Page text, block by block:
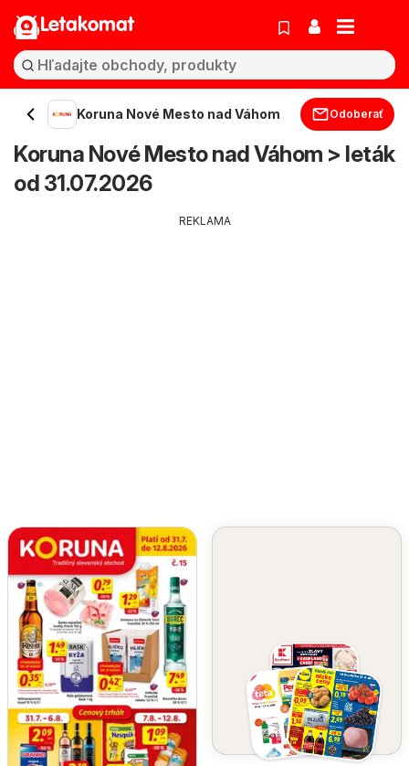
Letakomat
Koruna Nové Mesto nad Váhom Odoberať
Koruna Nové Mesto nad Váhom > leták
od 31.07.2026
REKLAMA